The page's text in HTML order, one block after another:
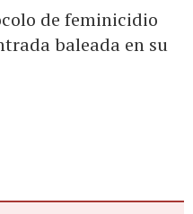
de feminicidio
baleada en su